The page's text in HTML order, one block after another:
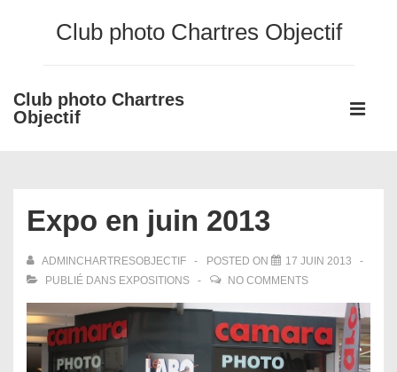
principal
Club photo Chartres Objectif
Club photo Chartres
Objectif
Main
Expo en juin 2013
ADMINCHARTRESOBJECTIF POSTED ON
17 JUIN 2013
PUBLIÉ DANS EXPOSITIONS NO COMMENTS